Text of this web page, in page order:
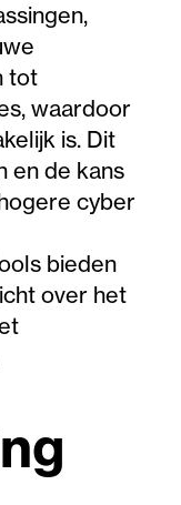
tot
waardoor
is. Dit
en de kans
cyber
bieden
over het